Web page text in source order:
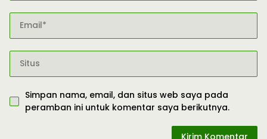
Simpan nama, email, dan situs web saya pada
peramban ini untuk komentar saya berikutnya.